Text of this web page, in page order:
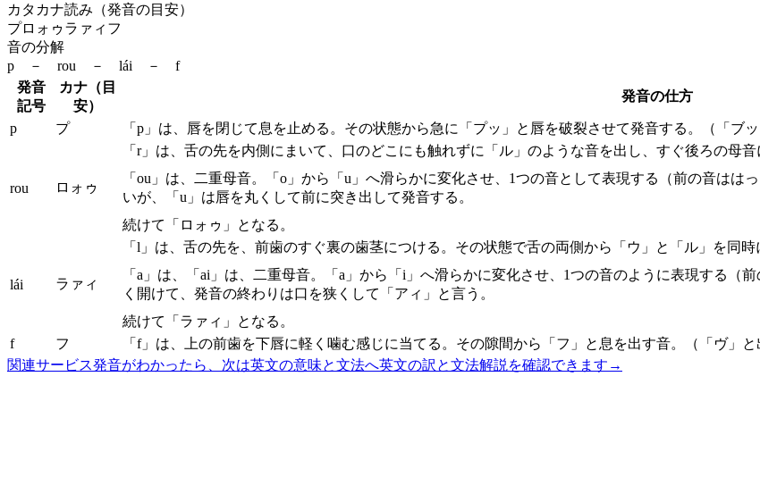
カタカナ読み（発音の目安）
プロォゥラァィフ
音の分解
p － rou － lái － f
発音
記号
カナ（目
安）
発音の仕方
p プ 「p」は、唇を閉じて息を止める。その状態から急に「プッ」と唇を破裂させて発音する。（「ブ
rou ロォゥ
「r」は、舌の先を内側にまいて、口のどこにも触れずに「ル」のような音を出し、すぐ後ろの母音
「ou」は、二重母音。「o」から「u」へ滑らかに変化させ、1つの音として表現する（前の音は
いが、「u」は唇を丸くして前に突き出して発音する。
続けて「ロォゥ」となる。
lái ラァィ
「l」は、舌の先を、前歯のすぐ裏の歯茎につける。その状態で舌の両側から「ウ」と「ル」を同時
「a」は、「ai」は、二重母音。「a」から「i」へ滑らかに変化させ、1つの音のように表現する
く開けて、発音の終わりは口を狭くして「アィ」と言う。
続けて「ラァィ」となる。
f
フ
「f」は、上の前歯を下唇に軽く噛む感じに当てる。その隙間から「フ」と息を出す音。（「ヴ」と
関連サービス発音がわかったら、次は英文の意味と文法へ英文の訳と文法解説を確認できます →